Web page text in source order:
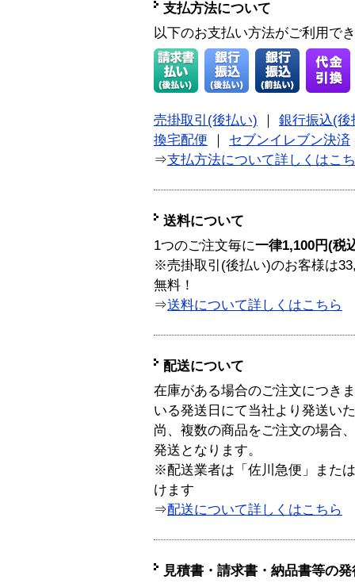
支払方法について
以下のお支払い方法がご利用で
売掛取引(後払い)
銀行振込(後
換宅配便
セブンイレブン決済
⇒支払方法について詳しくはこ
送料について
1つのご注文毎に一律1,100円(税
※売掛取引(後払い)のお客様は
無料！
⇒送料について詳しくはこちら
配送について
在庫がある場合のご注文につき
いる発送日にて当社より発送い
尚、複数の商品をご注文の場合
発送となります。
※配送業者は「佐川急便」また
けます
⇒配送について詳しくはこちら
見積書・請求書・納品書等の